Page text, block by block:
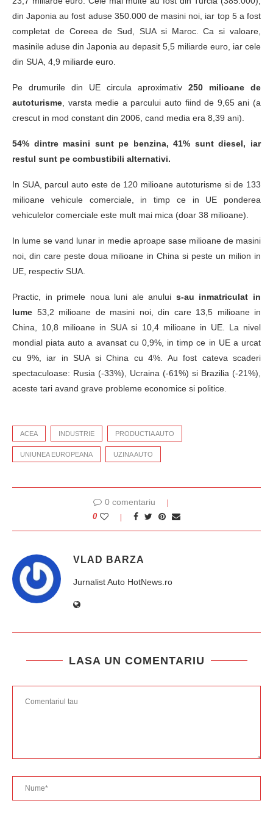
din Japonia au fost aduse 350.000 de masini noi, iar top 5 a fost
completat de Coreea de Sud, SUA si Maroc. Ca si valoare,
masinile aduse din Japonia au depasit 5,5 miliarde euro, iar cele
din SUA, 4,9 miliarde euro.
Pe drumurile din UE circula aproximativ 250 milioane de
autoturisme , varsta medie a parcului auto fiind de 9,65 ani (a
crescut in mod constant din 2006, cand media era 8,39 ani).
54% dintre masini sunt pe benzina, 41% sunt diesel, iar
restul sunt pe combustibili alternativi.
In SUA, parcul auto este de 120 milioane autoturisme si de 133
milioane vehicule comerciale, in timp ce in UE ponderea
vehiculelor comerciale este mult mai mica (doar 38 milioane).
In lume se vand lunar in medie aproape sase milioane de masini
noi, din care peste doua milioane in China si peste un milion in
UE, respectiv SUA.
Practic, in primele noua luni ale anului s-au inmatriculat in
lume 53,2 milioane de masini noi, din care 13,5 milioane in
China, 10,8 milioane in SUA si 10,4 milioane in UE. La nivel
mondial piata auto a avansat cu 0,9%, in timp ce in UE a urcat
cu 9%, iar in SUA si China cu 4%. Au fost cateva scaderi
spectaculoase: Rusia (-33%), Ucraina (-61%) si Brazilia (-21%),
aceste tari avand grave probleme economice si politice.
ACEA INDUSTRIE PRODUCTIA AUTO
UNIUNEA EUROPEANA UZINA AUTO
0 comentariu
0
VLAD BARZA
Jurnalist Auto HotNews.ro
LASA UN COMENTARIU